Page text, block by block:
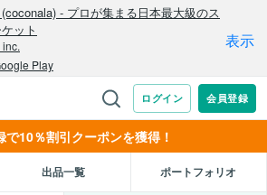
で10％割引クーポンを獲得！
出品一覧 ポートフォリオ